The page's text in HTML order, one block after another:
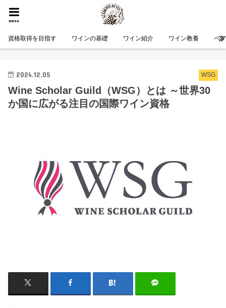
menu
資格取得を目指す ワインの基礎 ワイン紹介 ワイン教養 ペ
HOME
Wine Scholar Guild（WSG）とは ～世界30か国に広がる注目の国際ワイン資格
WSG
2024.12.05
Wine Scholar Guild（WSG）とは ～世界30
か国に広がる注目の国際ワイン資格